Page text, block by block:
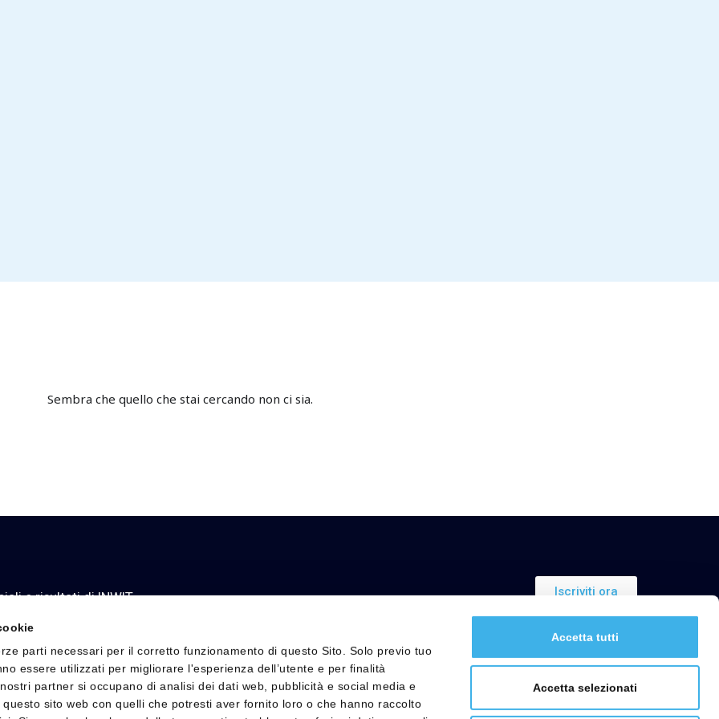
parti necessari per il corretto funzionamento di questo Sito. Solo previo tuo
essere utilizzati per migliorare l'esperienza dell’utente e per finalità
partner si occupano di analisi dei dati web, pubblicità e social media e
sito web con quelli che potresti aver fornito loro o che hanno raccolto
Accetta tutti
Accetta selezionati
Sembra che quello che stai cercando non ci sia.
e risultati di INWIT. Iscriviti ora
Investor Relations
Calendario finanziario
Sostenibilità
Reporting di Sostenibilità